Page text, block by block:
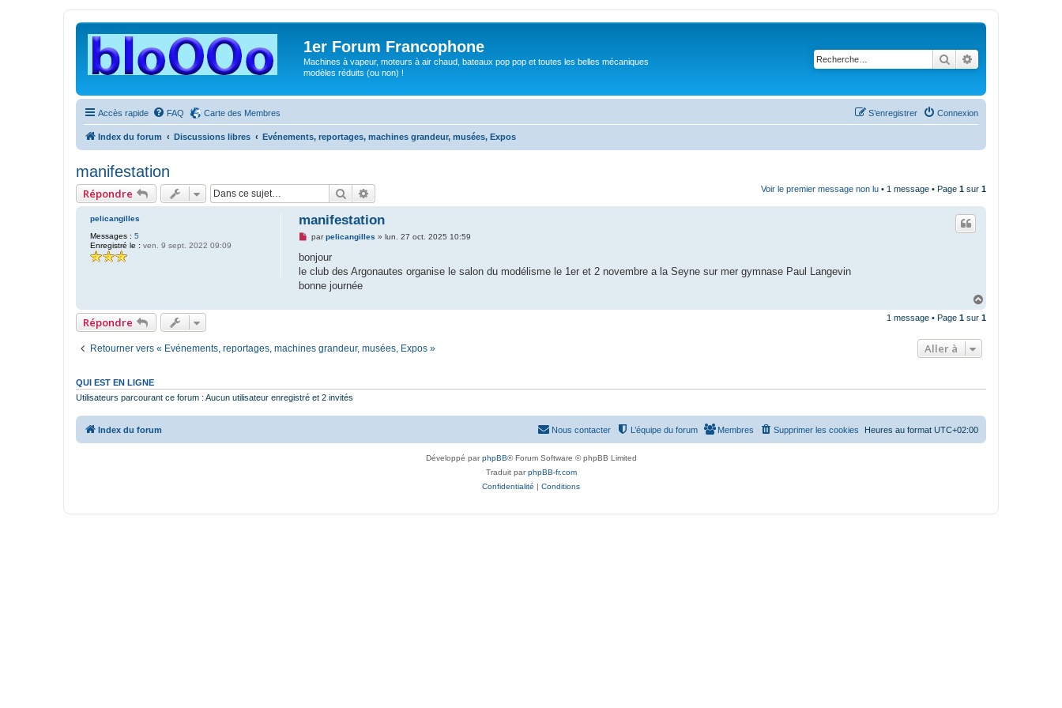
1er Forum Francophone
Machines à vapeur, moteurs à air chaud, bateaux pop pop et toutes les belles mécaniques
modèles réduits (ou non) !
Rechercher
Accès rapide FAQ Carte des Membres Connexion
S’enregistrer
Index du forum Discussions libres Evénements, reportages, machines grandeur, musées, Expos
manifestation
Répondre Rechercher Voir le premier message non lu • 1 message • Page 1 sur 1
pelicangilles
Messages : 5
Enregistré le : ven. 9 sept. 2022 09:09
manifestation
M
s
a
g
o
parpelicangilles » lun. 27 oct. 2025 10:59
bonjour
le club des Argonautes organise le salon du modélisme le 1er et 2 novembre a la Seyne sur mer gymnase Paul Langevin
bonne journée
u
Répondre 1 message • Page 1 sur 1
Retourner vers « Evénements, reportages, machines grandeur, musées, Expos » Aller à
QUI EST EN LIGNE
Utilisateurs parcourant ce forum : Aucun utilisateur enregistré et 2 invités
Index du forum Heures au format UTC+02:00
Supprimer les cookies
Membres
L’équipe du forum
Nous contacter
Développé parphpBB® Forum Software © phpBB Limited
Traduit parphpBB-fr.com
Confidentialité | Conditions